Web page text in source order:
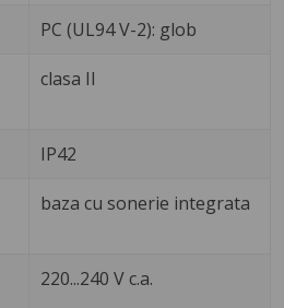
PC (UL94 V-2): glob
clasa II
IP42
baza cu sonerie integrata
220...240 V c.a.